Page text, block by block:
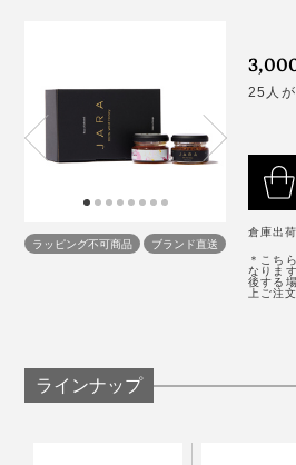
ハチミツの酵素や栄養素は
ため、温めずそのまま食べるの
溶かすようにお召し上がりくださ
前。ハチミツは睡眠中の低血糖
の中がネバついていないのも、
げだと思います！
ラッピング不可商品 ブランド直送
25人
倉庫出
＊こち
なりま
後する
上ご注
ラインナップ